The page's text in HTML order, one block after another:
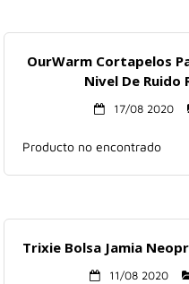
OurWarm Cortapelos
Nivel De Ruido
17/08 2020
Producto no encontrado
Trixie Bolsa Jamia
11/08 2020